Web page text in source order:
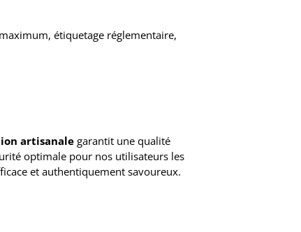
étiquetage réglementaire,
artisanale garantit une qualité
optimale pour nos utilisateurs les
et authentiquement savoureux.